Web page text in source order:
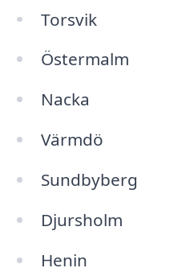
Torsvik
Östermalm
Nacka
Värmdö
Sundbyberg
Djursholm
Henin